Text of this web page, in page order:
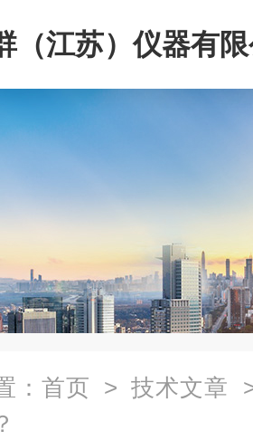
（江苏）仪器有
： 首页 > 技术文章